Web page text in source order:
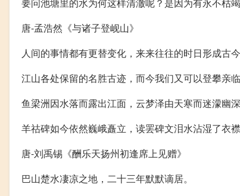
唐-孟浩然《与诸子登岘山》
人间的事情都有更替变化，来来往往的时日形成古今
江山各处保留的名胜古迹，而今我们又可以登攀亲临
鱼梁洲因水落而露出江面，云梦泽由天寒而迷濛幽深
羊祜碑如今依然巍峨矗立，读罢碑文泪水沾湿了衣襟
唐-刘禹锡《酬乐天扬州初逢席上见赠》
巴山楚水凄凉之地，二十三年默默谪居。